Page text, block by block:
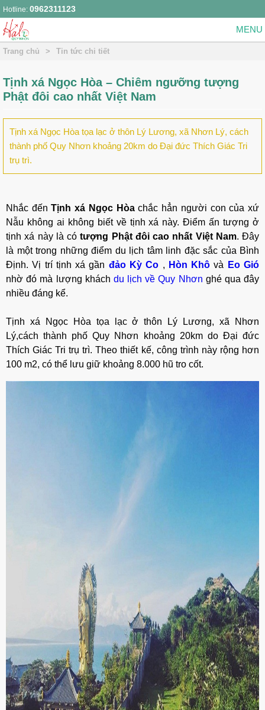
Hotline: 0962311123
Trang chủ > Tin tức chi tiết
Tịnh xá Ngọc Hòa – Chiêm ngưỡng tượng
Phật đôi cao nhất Việt Nam
Tịnh xá Ngọc Hòa tọa lạc ở thôn Lý Lương, xã Nhơn Lý, cách
thành phố Quy Nhơn khoảng 20km do Đại đức Thích Giác Tri
trụ trì.
Nhắc đếnTịnh xá Ngọc Hòachắc hẳn người con của xứ
Nẫu không ai không biết về tịnh xá này. Điểm ấn tượng ở
tịnh xá này là cótượng Phật đôi cao nhất Việt Nam. Đây
là một trong những điểm du lịch tâm linh đặc sắc của Bình
Định. Vị trí tịnh xá gần đảo Kỳ Co , Hòn Khôvà
Eo Gió
nhờ đó mà lượng khách du lịch về Quy Nhơn ghé qua đây
nhiều đáng kể.
Tịnh xá Ngọc Hòa tọa lạc ở thôn Lý Lương, xã Nhơn
Lý,cách thành phố Quy Nhơn khoảng 20km do Đại đức
Thích Giác Tri trụ trì. Theo thiết kế, công trình này rộng hơn
100 m2, có thể lưu giữ khoảng 8.000 hũ tro cốt.